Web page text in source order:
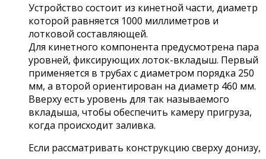
Устройство состоит из кинетной части, диаметр
которой равняется 1000 миллиметров и
лотковой составляющей.
Для кинетного компонента предусмотрена пара
уровней, фиксирующих лоток-вкладыш. Первый
применяется в трубах с диаметром порядка 250
мм, а второй ориентирован на диаметр 460 мм.
Вверху есть уровень для так называемого
вкладыша, чтобы обеспечить камеру пригруза,
когда происходит заливка.
Если рассматривать конструкцию сверху донизу,